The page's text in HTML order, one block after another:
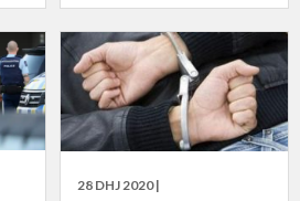
28 DHJ 2020 |